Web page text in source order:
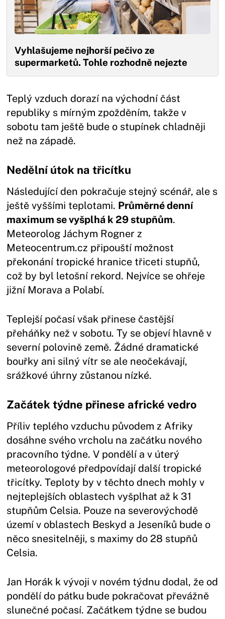
Vyhlašujeme nejhorší pečivo ze
supermarketů. Tohle rozhodně nejezte
Teplý vzduch dorazí na východní část
republiky s mírným zpožděním, takže v
sobotu tam ještě bude o stupínek chladněji
než na západě.
Nedělní útok na třicítku
Následující den pokračuje stejný scénář, ale s
ještě vyššími teplotami. Průměrné denní
maximum se vyšplhá k 29 stupňům.
Meteorolog Jáchym Rogner z
Meteocentrum.cz připouští možnost
překonání tropické hranice třiceti stupňů,
což by byl letošní rekord. Nejvíce se ohřeje
jižní Morava a Polabí.
Teplejší počasí však přinese častější
přeháňky než v sobotu. Ty se objeví hlavně v
severní polovině země. Žádné dramatické
bouřky ani silný vítr se ale neočekávají,
srážkové úhrny zůstanou nízké.
Začátek týdne přinese africké vedro
Příliv teplého vzduchu původem z Afriky
dosáhne svého vrcholu na začátku nového
pracovního týdne. V pondělí a v úterý
meteorologové předpovídají další tropické
třicítky. Teploty by v těchto dnech mohly v
nejteplejších oblastech vyšplhat až k 31
stupňům Celsia. Pouze na severovýchodě
území v oblastech Beskyd a Jeseníků bude o
něco snesitelněji, s maximy do 28 stupňů
Celsia.
Jan Horák k vývoji v novém týdnu dodal, že od
pondělí do pátku bude pokračovat převážně
slunečné počasí. Začátkem týdne se budou